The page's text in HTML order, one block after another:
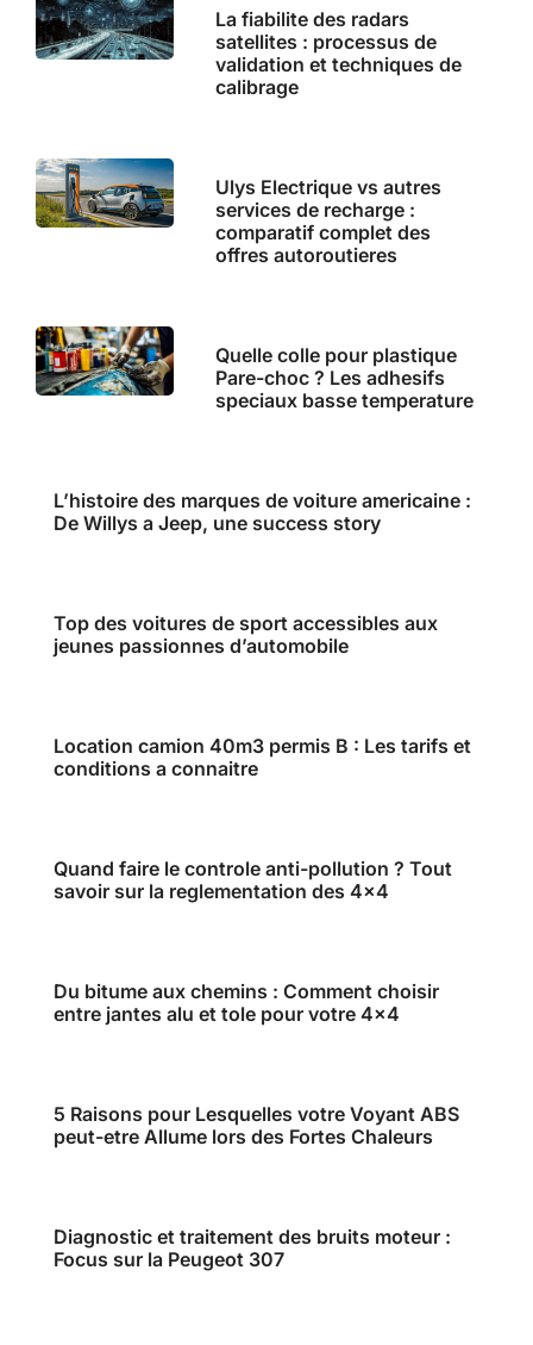
La fiabilite des radars
satellites : processus de
validation et techniques de
calibrage
Ulys Electrique vs autres
services de recharge :
comparatif complet des
offres autoroutieres
Quelle colle pour plastique
Pare-choc ? Les adhesifs
speciaux basse temperature
L’histoire des marques de voiture americaine :
De Willys a Jeep, une success story
Top des voitures de sport accessibles aux
jeunes passionnes d’automobile
Location camion 40m3 permis B : Les tarifs et
conditions a connaitre
Quand faire le controle anti-pollution ? Tout
savoir sur la reglementation des 4×4
Du bitume aux chemins : Comment choisir
entre jantes alu et tole pour votre 4×4
5 Raisons pour Lesquelles votre Voyant ABS
peut-etre Allume lors des Fortes Chaleurs
Diagnostic et traitement des bruits moteur :
Focus sur la Peugeot 307